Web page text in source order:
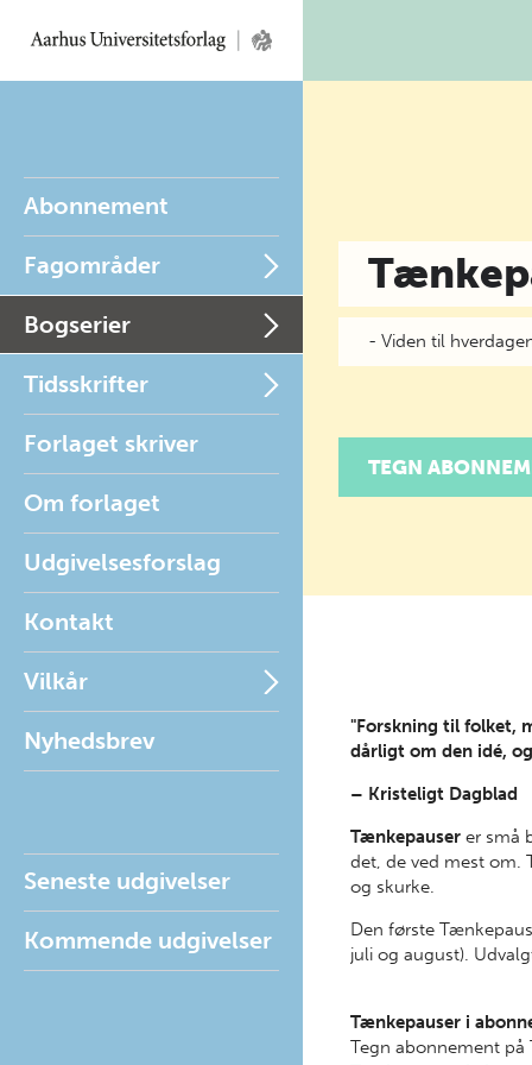
Abonnement
Fagområder
Bogserier
Tidsskrifter
Forlaget skriver
Om forlaget
Udgivelsesforslag
Kontakt
Vilkår
Nyhedsbrev
Seneste udgivelser
Kommende udgivelser
- Viden til
TEGN
"Forskning til folket,
dårligt om den idé,
– Kristeligt Dagblad
Tænkepauser er små
det, de ved mest om.
og skurke.
Den første
juli og august).
Tænkepauser i
Tegn abonnement